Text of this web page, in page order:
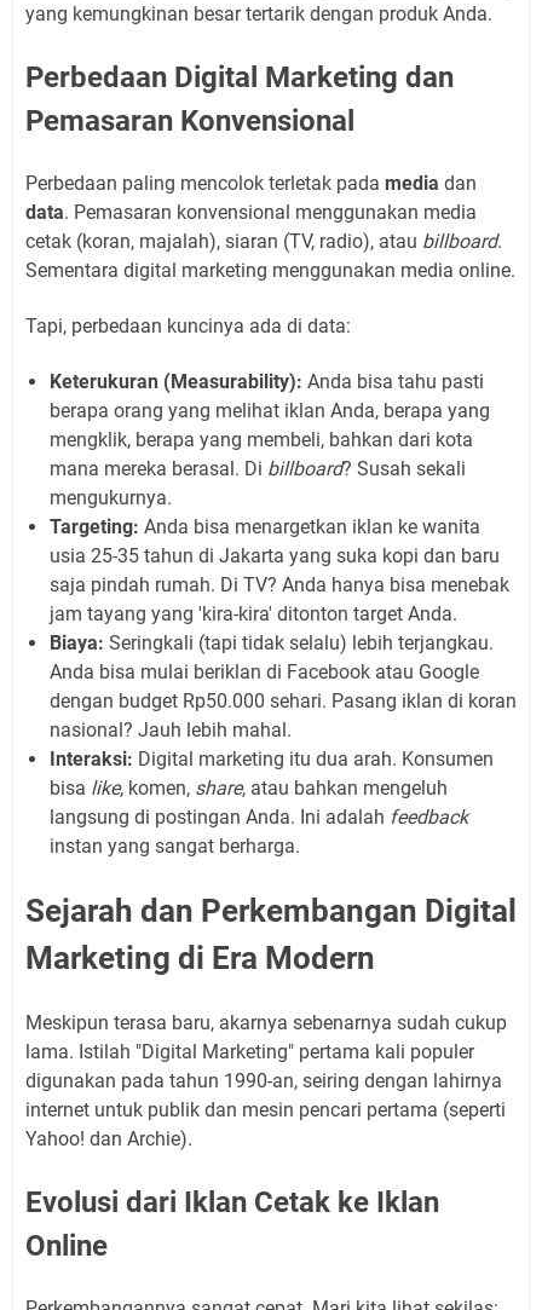
yang kemungkinan besar tertarik dengan produk Anda.
Perbedaan Digital Marketing dan
Pemasaran Konvensional
Perbedaan paling mencolok terletak pada media dan
data. Pemasaran konvensional menggunakan media
cetak (koran, majalah), siaran (TV, radio), atau billboard.
Sementara digital marketing menggunakan media online.
Tapi, perbedaan kuncinya ada di data:
Keterukuran (Measurability): Anda bisa tahu pasti
berapa orang yang melihat iklan Anda, berapa yang
mengklik, berapa yang membeli, bahkan dari kota
mana mereka berasal. Di billboard? Susah sekali
mengukurnya.
Targeting: Anda bisa menargetkan iklan ke wanita
usia 25-35 tahun di Jakarta yang suka kopi dan baru
saja pindah rumah. Di TV? Anda hanya bisa menebak
jam tayang yang 'kira-kira' ditonton target Anda.
Biaya: Seringkali (tapi tidak selalu) lebih terjangkau.
Anda bisa mulai beriklan di Facebook atau Google
dengan budget Rp50.000 sehari. Pasang iklan di koran
nasional? Jauh lebih mahal.
Interaksi: Digital marketing itu dua arah. Konsumen
bisa like, komen, share, atau bahkan mengeluh
langsung di postingan Anda. Ini adalah feedback
instan yang sangat berharga.
Sejarah dan Perkembangan Digital
Marketing di Era Modern
Meskipun terasa baru, akarnya sebenarnya sudah cukup
lama. Istilah "Digital Marketing" pertama kali populer
digunakan pada tahun 1990-an, seiring dengan lahirnya
internet untuk publik dan mesin pencari pertama (seperti
Yahoo! dan Archie).
Evolusi dari Iklan Cetak ke Iklan
Online